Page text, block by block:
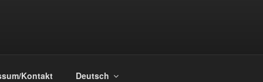
Kontakt Deutsch